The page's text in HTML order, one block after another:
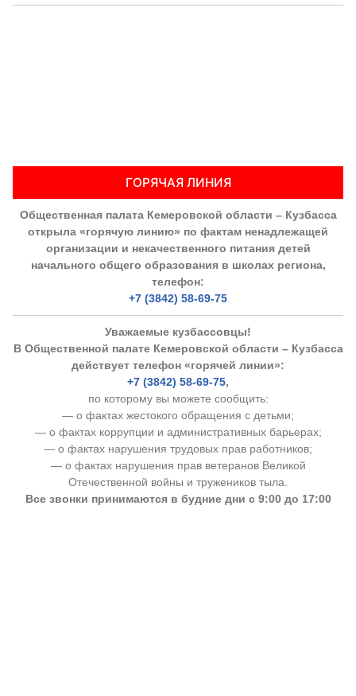
ГОРЯЧАЯ ЛИНИЯ
Общественная палата Кемеровской области – Кузбасса
открыла «горячую линию» по фактам ненадлежащей
организации и некачественного питания детей
начального общего образования в школах региона,
телефон:
+7 (3842) 58-69-75
Уважаемые кузбассовцы!
В Общественной палате Кемеровской области – Кузбасса
действует телефон «горячей линии»:
+7 (3842) 58-69-75,
по которому вы можете сообщить:
— о фактах жестокого обращения с детьми;
— о фактах коррупции и административных барьерах;
— о фактах нарушения трудовых прав работников;
— о фактах нарушения прав ветеранов Великой
Отечественной войны и тружеников тыла.
Все звонки принимаются в будние дни с 9:00 до 17:00